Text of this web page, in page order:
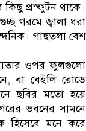
কিছু প্রস্ফুটন থাকে।
গরমে জ্বালা ধরা
গাছতলা বেশ
ওপর ফুলগুলো
বা বেইলি রোডে
ছবির মতো হয়ে
ভবনের সামনে
হিসেবে মনে করে